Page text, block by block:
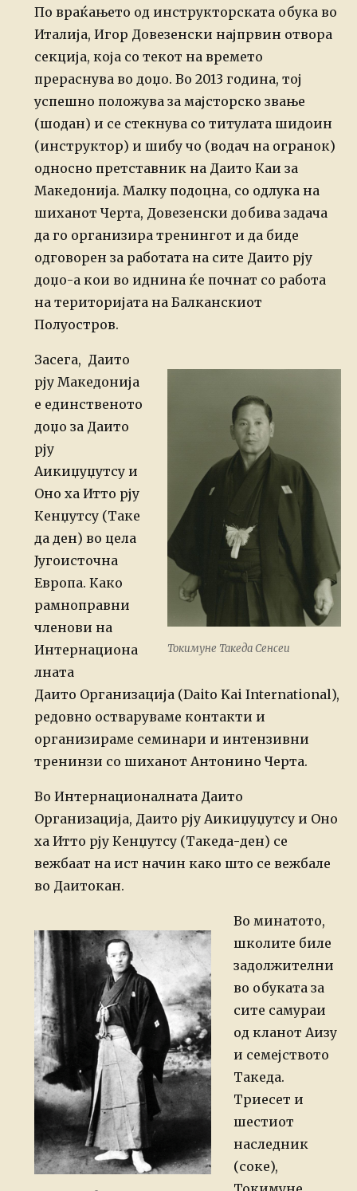
По враќањето од инструкторската обука во
Италија, Игор Довезенски најпрвин отвора
секција, која со текот на времето
прераснува во доџо. Во 2013 година, тој
успешно положува за мајсторско звање
(шодан) и се стекнува со титулата шидоин
(инструктор) и шибу чо (водач на огранок)
односно претставник на Даито Каи за
Македонија. Малку подоцна, со одлука на
шиханот Черта, Довезенски добива задача
да го организира тренингот и да биде
одговорен за работата на сите Даито рју
доџо-а кои во иднина ќе почнат со работа
на територијата на Балканскиот
Полуостров.
Токимуне Такеда Сенсеи
Засега, Даито
рју Македонија
е единственото
доџо за Даито
рју
Аикиџуџутсу и
Оно ха Итто рју
Кенџутсу (Таке
да ден) во цела
Југоисточна
Европа. Како
рамноправни
членови на
Интернациона
лната
Даито Организација (Daito Kai International),
редовно остваруваме контакти и
организираме семинари и интензивни
тренинзи со шиханот Антонино Черта.
Во Интернационалната Даито
Организација, Даито рју Аикиџуџутсу и Оно
ха Итто рју Кенџутсу (Такеда-ден) се
вежбаат на ист начин како што се вежбале
во Даитокан.
Во минатото,
школите биле
задолжителни
во обуката за
сите самураи
од кланот Аизу
и семејството
Такеда.
Триесет и
шестиот
наследник
(соке),